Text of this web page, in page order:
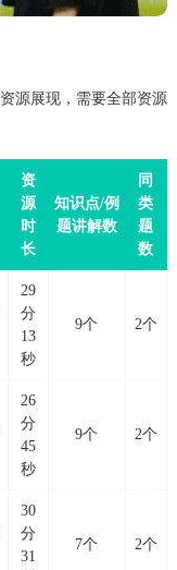
源展现，需要全部资源
资
源
时
长
知识点/例
题讲解数
同
类
题
数
29
分
13
秒
9个 2个
26
分
45
秒
9个 2个
30
分
31
7个 2个